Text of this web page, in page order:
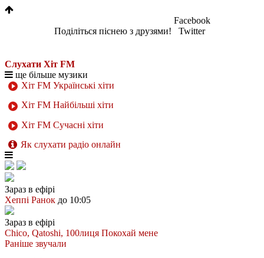
Поділіться піснею з друзями!
Facebook
Twitter
Слухати Хіт FM
ще більше музики
Хіт FM Українські хіти
Хіт FM Найбільші хіти
Хіт FM Сучасні хіти
Як слухати радіо онлайн
Зараз в ефірі
Хеппі Ранок до 10:05
Зараз в ефірі
Chico, Qatoshi, 100лиця Покохай мене
Раніше звучали